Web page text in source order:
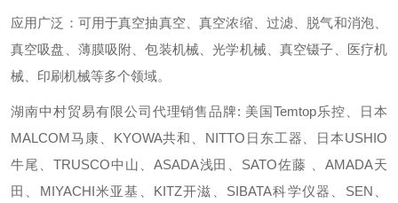
应用广泛：可用于真空抽真空、真空浓缩、过滤、脱气和消泡、
真空吸盘、薄膜吸附、包装机械、光学机械、真空镊子、医疗机
械、印刷机械等多个领域。
湖南中村贸易有限公司代理销售品牌: 美国Temtop乐控、日本
MALCOM马康、KYOWA共和、NITTO日东工器、日本USHIO
牛尾、TRUSCO中山、ASADA浅田、SATO佐藤 、AMADA天
田、MIYACHI米亚基、KITZ开滋、SIBATA科学仪器、SEN、